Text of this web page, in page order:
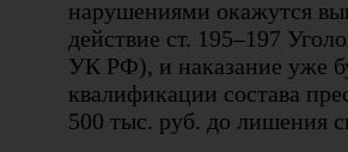
нарушениями окажутся
действие ст. 195–197
УК РФ), и наказание уже
квалификации состава
500 тыс. руб. до лишения